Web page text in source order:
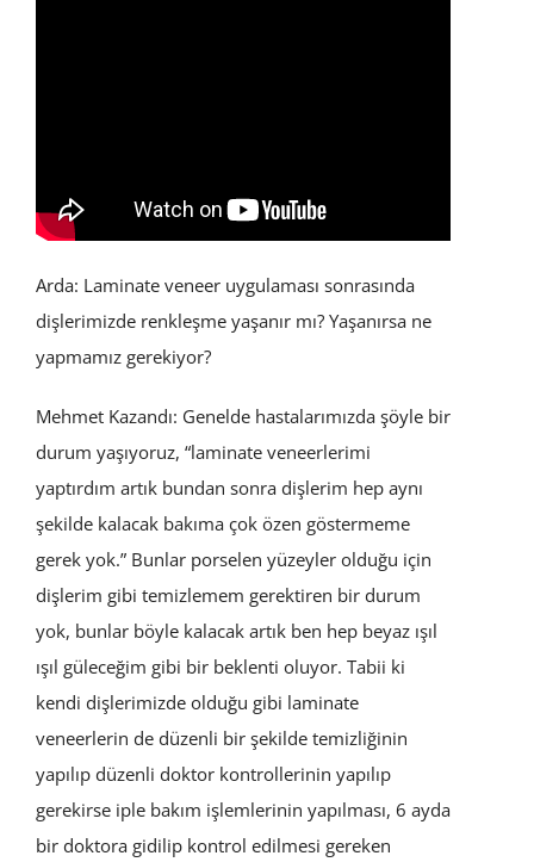
Arda: Laminate veneer uygulaması sonrasında
dişlerimizde renkleşme yaşanır mı? Yaşanırsa ne
yapmamız gerekiyor?
Mehmet Kazandı: Genelde hastalarımızda şöyle bir
durum yaşıyoruz, “laminate veneerlerimi
yaptırdım artık bundan sonra dişlerim hep aynı
şekilde kalacak bakıma çok özen göstermeme
gerek yok.” Bunlar porselen yüzeyler olduğu için
dişlerim gibi temizlemem gerektiren bir durum
yok, bunlar böyle kalacak artık ben hep beyaz ışıl
ışıl güleceğim gibi bir beklenti oluyor. Tabii ki
kendi dişlerimizde olduğu gibi laminate
veneerlerin de düzenli bir şekilde temizliğinin
yapılıp düzenli doktor kontrollerinin yapılıp
gerekirse iple bakım işlemlerinin yapılması, 6 ayda
bir doktora gidilip kontrol edilmesi gereken